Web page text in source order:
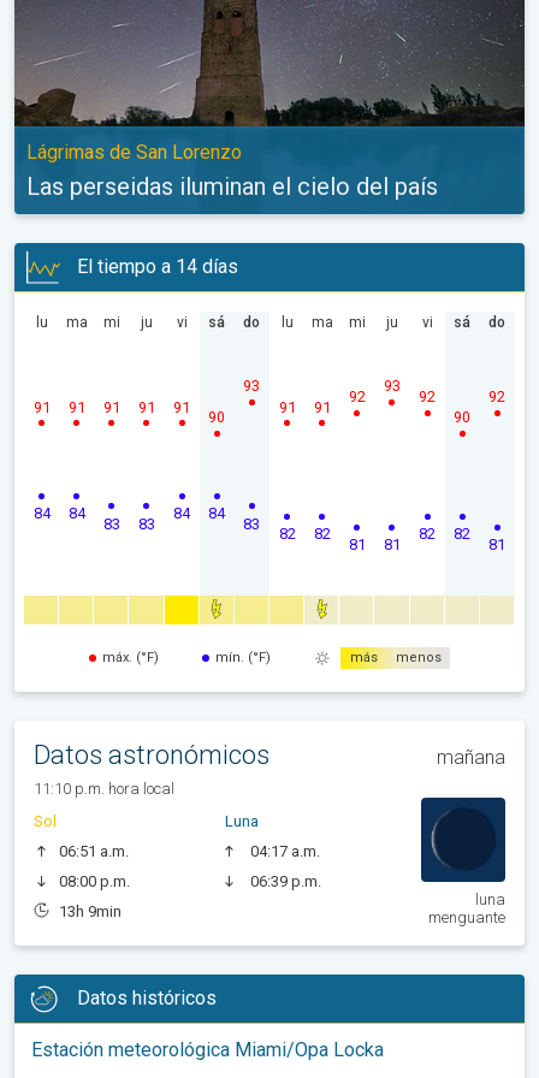
Lágrimas de San Lorenzo
Las perseidas iluminan el cielo del país
El tiempo a 14 días
lu
84
91
ma
84
91
mi
83
91
ju
83
91
vi
84
91
sá
84
90
do
83
93
lu
82
91
ma
82
91
mi
81
92
ju
81
93
vi
82
92
sá
82
90
do
81
92
máx. (°F) mín. (°F) más menos
Datos astronómicos mañana
11:10 p.m. hora local
Sol
06:51 a.m.
08:00 p.m.
13h 9min
Luna
04:17 a.m.
06:39 p.m.
luna
menguante
Datos históricos
Estación meteorológica Miami/Opa Locka